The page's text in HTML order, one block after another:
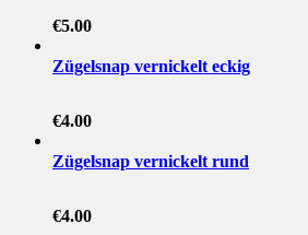
€5.00
Zügelsnap vernickelt eckig
€4.00
Zügelsnap vernickelt rund
€4.00